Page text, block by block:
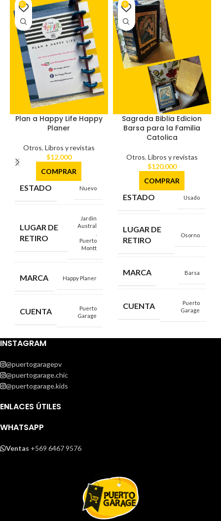
Plan a Happy Life Happy
Planer
Otros, Libros y revistas
$12.000
COMPRAR
ESTADO Nuevo
LUGAR DE
RETIRO
Jardín
Austral
Puerto
Montt
MARCA Happy Planer
CUENTA
Puerto
Garage
0
Sagrada Biblia Edicion
Barsa para la Familia
Catolica
Otros, Libros y revistas
$120.000
COMPRAR
ESTADO Usado
LUGAR DE
RETIRO
Osorno
MARCA Barsa
CUENTA
Puerto
Garage
0
INSTAGRAM
@puertogaragepv
@puertogarage.chic
@puertogarage.kids
ENLACES ÚTILES
WHATSAPP
Ventas +569 6467 9576